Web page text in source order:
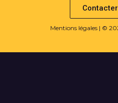
Mentions légales | ©